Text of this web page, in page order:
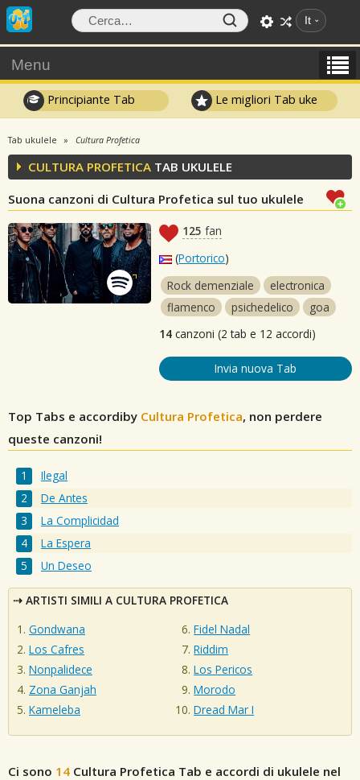
It
Menu
Principiante Tab Le migliori Tab uke
Tab ukulele Cultura Profetica
CULTURA PROFETICA TAB UKULELE
Suona canzoni di Cultura Profetica sul tuo ukulele
125 fan
(Portorico)
Rock demenziale
electronica
flamenco
psichedelico
goa
14 canzoni (2 tab e 12 accordi)
Invia nuova Tab
Top Tabs e accordiby Cultura Profetica, non perdere
queste canzoni!
Ilegal
De Antes
La Complicidad
La Espera
Un Deseo
ARTISTI SIMILI A CULTURA PROFETICA
Gondwana
Los Cafres
Nonpalidece
Zona Ganjah
Kameleba
Fidel Nadal
Riddim
Los Pericos
Morodo
Dread Mar I
Ci sono 14 Cultura Profetica Tab e accordi di ukulele nel